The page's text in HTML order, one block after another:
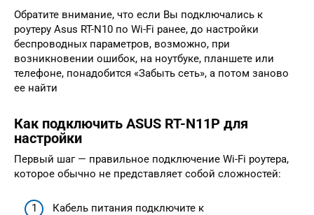
Обратите внимание, что если Вы подключались к
роутеру Asus RT-N10 по Wi-Fi ранее, до настройки
беспроводных параметров, возможно, при
возникновении ошибок, на ноутбуке, планшете или
телефоне, понадобится «Забыть сеть», а потом заново
ее найти
Как подключить ASUS RT-N11P для
настройки
Первый шаг — правильное подключение Wi-Fi роутера,
которое обычно не представляет собой сложностей:
Кабель питания подключите к